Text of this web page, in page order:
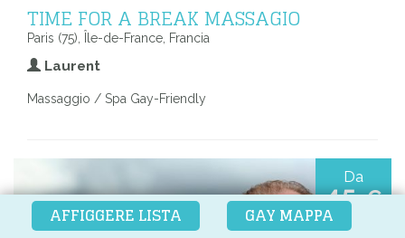
TIME FOR A BREAK MASSAGIO
Paris (75), Île-de-France, Francia
Laurent
Massaggio / Spa Gay-Friendly
Da
45€
AFFIGGERE LISTA GAY MAPPA